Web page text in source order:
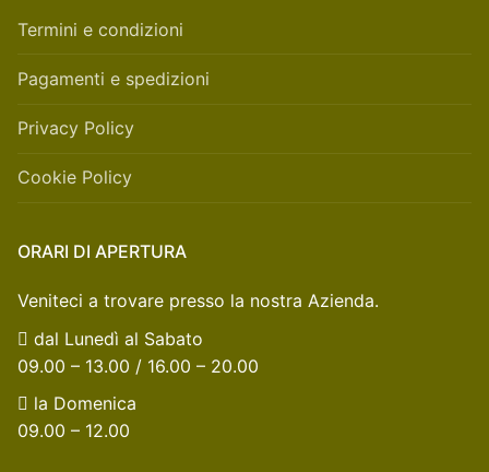
Termini e condizioni
Pagamenti e spedizioni
Privacy Policy
Cookie Policy
ORARI DI APERTURA
Veniteci a trovare presso la nostra Azienda.
dal Lunedì al Sabato
09.00 – 13.00 / 16.00 – 20.00
la Domenica
09.00 – 12.00